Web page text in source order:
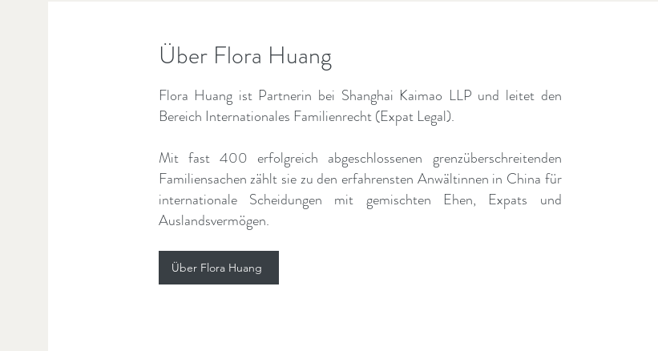
Über Flora Huang
Flora Huang ist Partnerin bei Shanghai Kaimao LLP und leitet den
Bereich Internationales Familienrecht (Expat Legal).
Mit fast 400 erfolgreich abgeschlossenen grenzüberschreitenden
Familiensachen zählt sie zu den erfahrensten Anwältinnen in China für
internationale Scheidungen mit gemischten Ehen, Expats und
Auslandsvermögen.
Über Flora Huang